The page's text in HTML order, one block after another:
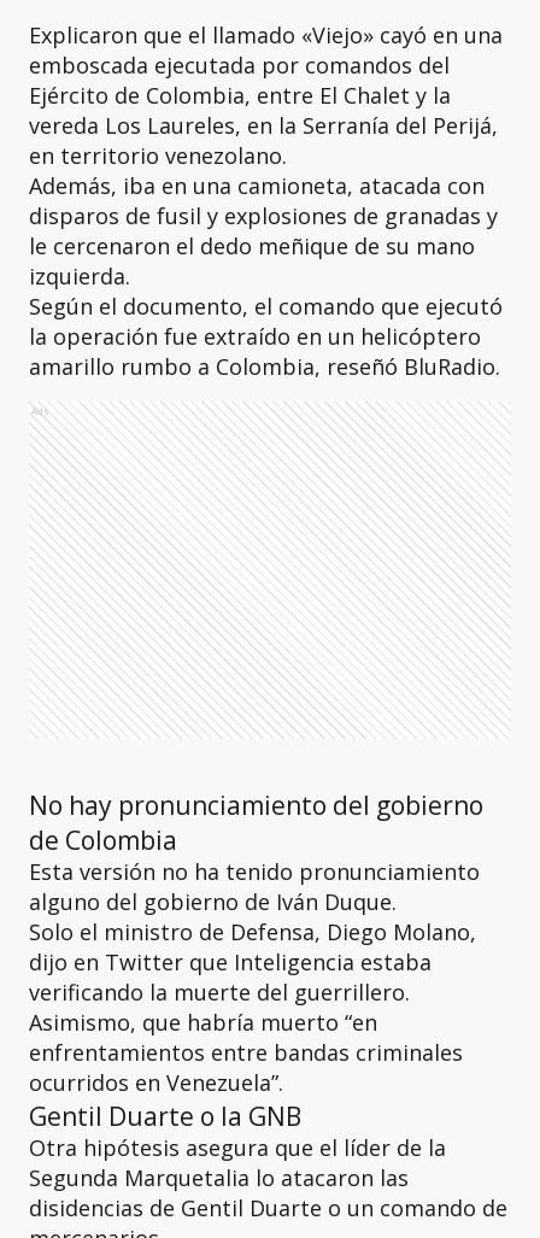
Explicaron que el llamado «Viejo» cayó en una
emboscada ejecutada por comandos del
Ejército de Colombia, entre El Chalet y la
vereda Los Laureles, en la Serranía del Perijá,
en territorio venezolano.
Además, iba en una camioneta, atacada con
disparos de fusil y explosiones de granadas y
le cercenaron el dedo meñique de su mano
izquierda.
Según el documento, el comando que ejecutó
la operación fue extraído en un helicóptero
amarillo rumbo a Colombia, reseñó BluRadio.
Ads
No hay pronunciamiento del gobierno
de Colombia
Esta versión no ha tenido pronunciamiento
alguno del gobierno de Iván Duque.
Solo el ministro de Defensa, Diego Molano,
dijo en Twitter que Inteligencia estaba
verificando la muerte del guerrillero.
Asimismo, que habría muerto “en
enfrentamientos entre bandas criminales
ocurridos en Venezuela”.
Gentil Duarte o la GNB
Otra hipótesis asegura que el líder de la
Segunda Marquetalia lo atacaron las
disidencias de Gentil Duarte o un comando de